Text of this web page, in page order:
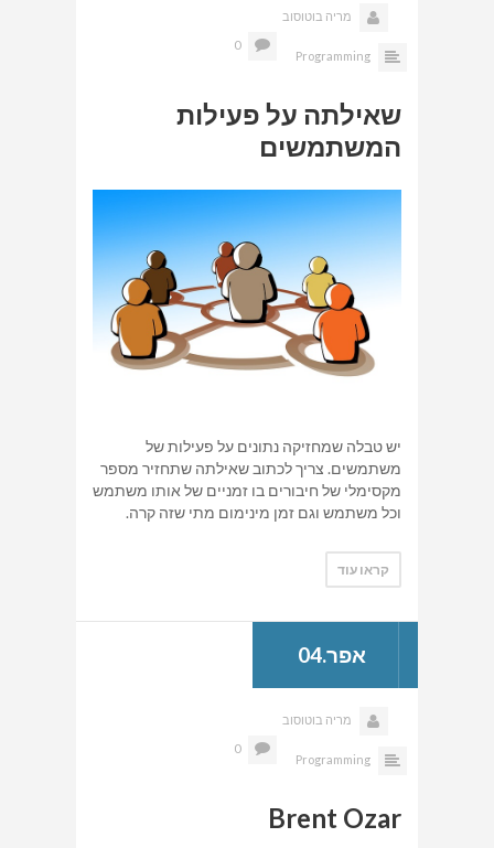
מריה בוטוסוב
Programming
0
שאילתה על פעילות
המשתמשים
יש טבלה שמחזיקה נתונים על פעילות של
משתמשים. צריך לכתוב שאילתה שתחזיר מספר
מקסימלי של חיבורים בו זמניים של אותו משתמש
וכל משתמש וגם זמן מינימום מתי שזה קרה.
קראו עוד
אפר.04
מריה בוטוסוב
Programming
0
Brent Ozar